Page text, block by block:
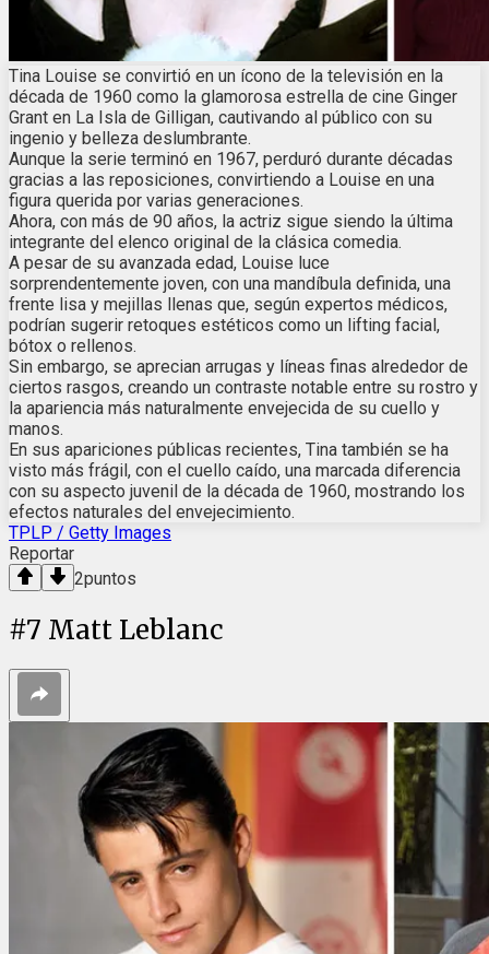
Tina Louise se convirtió en un ícono de la televisión en la
década de 1960 como la glamorosa estrella de cine Ginger
Grant en La Isla de Gilligan, cautivando al público con su
ingenio y belleza deslumbrante.
Aunque la serie terminó en 1967, perduró durante décadas
gracias a las reposiciones, convirtiendo a Louise en una
figura querida por varias generaciones.
Ahora, con más de 90 años, la actriz sigue siendo la última
integrante del elenco original de la clásica comedia.
A pesar de su avanzada edad, Louise luce
sorprendentemente joven, con una mandíbula definida, una
frente lisa y mejillas llenas que, según expertos médicos,
podrían sugerir retoques estéticos como un lifting facial,
bótox o rellenos.
Sin embargo, se aprecian arrugas y líneas finas alrededor de
ciertos rasgos, creando un contraste notable entre su rostro y
la apariencia más naturalmente envejecida de su cuello y
manos.
En sus apariciones públicas recientes, Tina también se ha
visto más frágil, con el cuello caído, una marcada diferencia
con su aspecto juvenil de la década de 1960, mostrando los
efectos naturales del envejecimiento.
TPLP / Getty Images
Reportar
2puntos
#7 Matt Leblanc